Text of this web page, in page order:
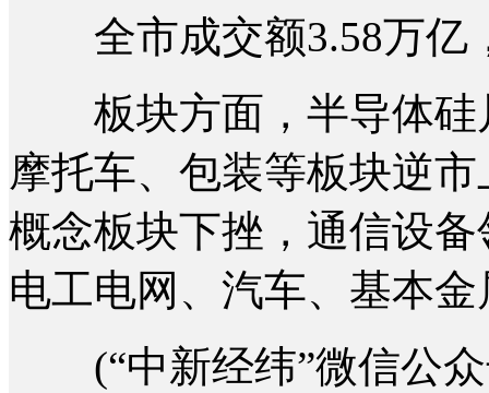
全市成交额3.58万亿
板块方面，半导体硅
摩托车、包装等板块逆
概念板块下挫，通信设
电工电网、汽车、基本
(“中新经纬”微信公